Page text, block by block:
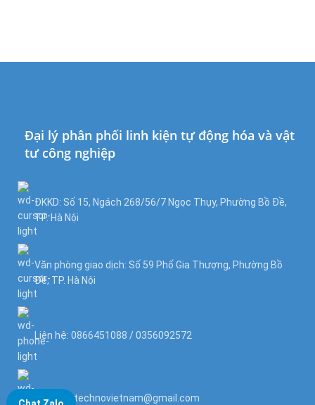
Đại lý phân phối linh kiện tự động hóa và vật
tư công nghiệp
ĐKKD: Số 15, Ngách 268/56/7 Ngọc Thụy, Phường Bồ Đề,
TP. Hà Nội
Văn phòng giao dịch: Số 59 Phố Gia Thượng, Phường Bồ
Đề, TP. Hà Nội
Liên hệ: 0866451088 / 0356092572
Email: kstechnovietnam@gmail.com